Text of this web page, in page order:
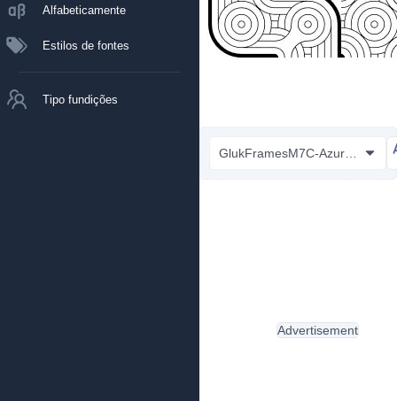
Alfabeticamente
Estilos de fontes
Tipo fundições
Advertisement